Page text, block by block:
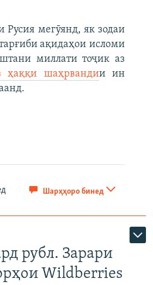
мегӯянд, як зодаи
ақидаҳои исломи
миллати тоҷик аз
ҳаққи шаҳрвандии ин
Шарҳҳоро бинед
рубл. Зарари
Wildberries